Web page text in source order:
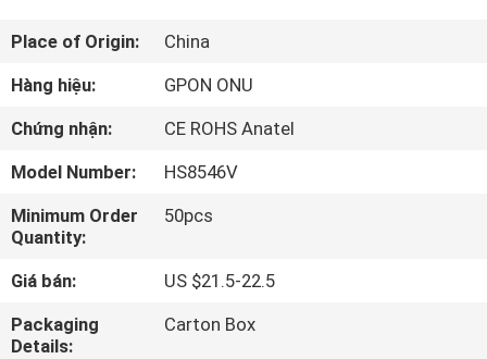
PHẨM
VỀ
TÔI
THAM
QUAN
NHÀ
Place of Origin:
China
Hàng hiệu:
GPON ONU
Chứng nhận:
CE ROHS Anatel
Model Number:
HS8546V
Minimum Order
Quantity:
50pcs
Giá bán:
US $21.5-22.5
Packaging
Details:
Carton Box